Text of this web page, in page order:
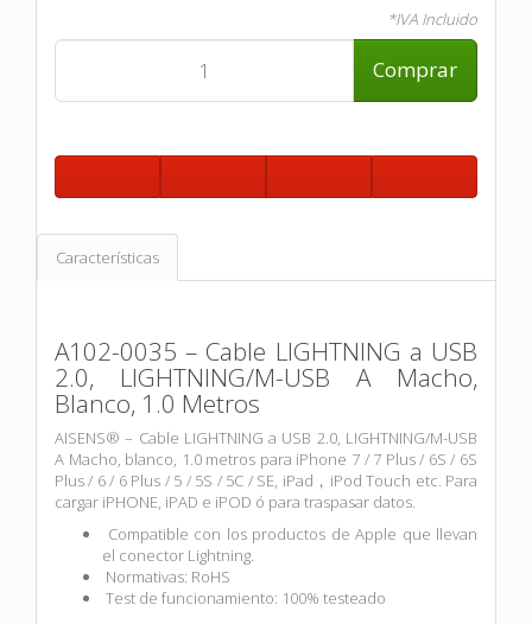
*IVA Incluido
Comprar
Características
A102-0035 – Cable LIGHTNING a USB
2.0, LIGHTNING/M-USB A Macho,
Blanco, 1.0 Metros
AISENS® – Cable LIGHTNING a USB 2.0, LIGHTNING/M-USB
A Macho, blanco, 1.0 metros para iPhone 7 / 7 Plus / 6S / 6S
Plus / 6 / 6 Plus / 5 / 5S / 5C / SE, iPad，iPod Touch etc. Para
cargar iPHONE, iPAD e iPOD ó para traspasar datos.
Compatible con los productos de Apple que llevan
el conector Lightning.
Normativas: RoHS
Test de funcionamiento: 100% testeado